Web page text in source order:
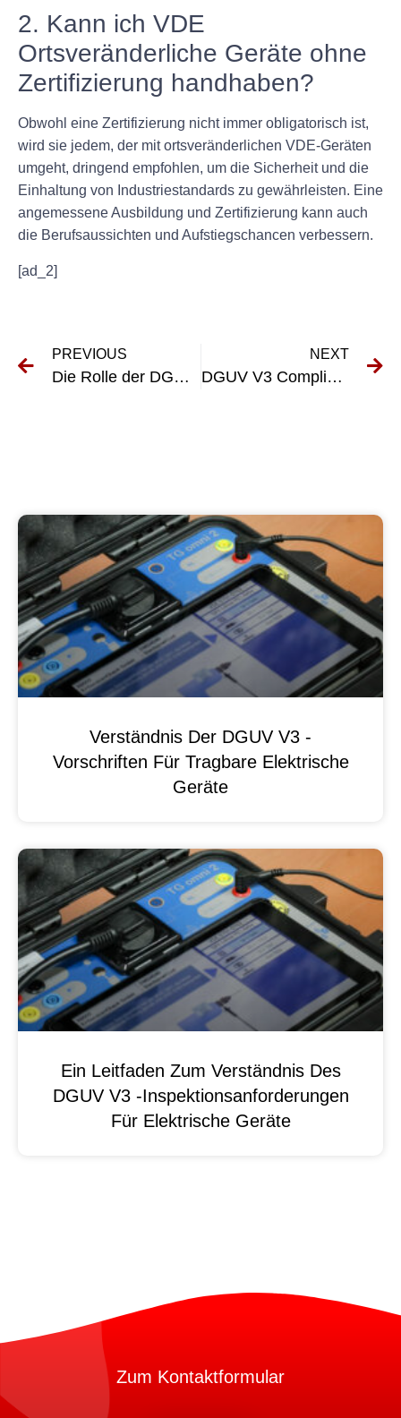
2. Kann ich VDE
Ortsveränderliche Geräte ohne
Zertifizierung handhaben?
Obwohl eine Zertifizierung nicht immer obligatorisch ist,
wird sie jedem, der mit ortsveränderlichen VDE-Geräten
umgeht, dringend empfohlen, um die Sicherheit und die
Einhaltung von Industriestandards zu gewährleisten. Eine
angemessene Ausbildung und Zertifizierung kann auch
die Berufsaussichten und Aufstiegschancen verbessern.
[ad_2]
PREVIOUS
Die Rolle der DGUV 4-Prüfung bei der Gewährleistung der Arbeitssicherheit
NEXT
DGUV V3 Compliance Checkliste für Unternehmen: Schritte zur Gewährleistung der elektrischen Sicherheit
Verständnis Der DGUV V3 -
Vorschriften Für Tragbare Elektrische
Geräte
Ein Leitfaden Zum Verständnis Des
DGUV V3 -Inspektionsanforderungen
Für Elektrische Geräte
Zum Kontaktformular